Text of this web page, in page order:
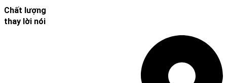
Chất lượng
thay lời nói